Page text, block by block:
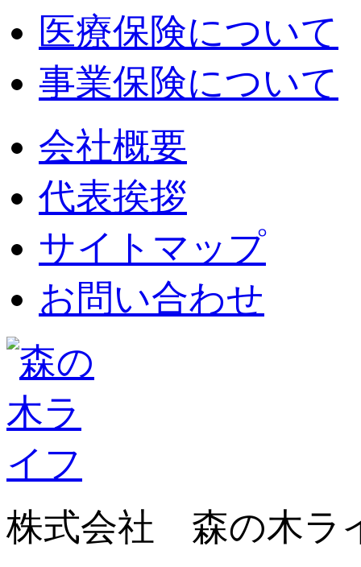
医療保険について
事業保険について
会社概要
代表挨拶
サイトマップ
お問い合わせ
株式会社 森の木ラ